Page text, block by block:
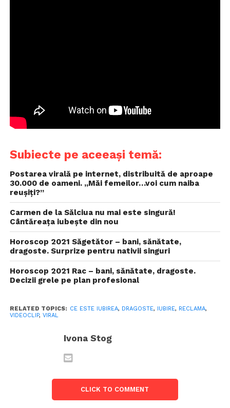
Subiecte pe aceeași temă:
Postarea virală pe internet, distribuită de aproape
30.000 de oameni. „Măi femeilor…voi cum naiba
reușiți?”
Carmen de la Sălciua nu mai este singură!
Cântăreața iubește din nou
Horoscop 2021 Săgetător – bani, sănătate,
dragoste. Surprize pentru nativii singuri
Horoscop 2021 Rac – bani, sănătate, dragoste.
Decizii grele pe plan profesional
RELATED TOPICS: CE ESTE IUBIREA, DRAGOSTE, IUBIRE, RECLAMA,
VIDEOCLIP, VIRAL
Ivona Stog
CLICK TO COMMENT